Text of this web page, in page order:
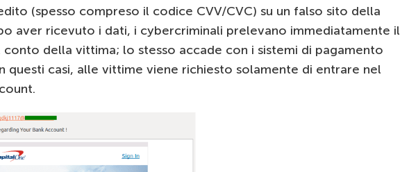
(spesso compreso il codice CVV/CVC) su un falso sito della
aver ricevuto i dati, i cybercriminali prelevano immediatamente il
conto della vittima; lo stesso accade con i sistemi di pagamento
questi casi, alle vittime viene richiesto solamente di entrare nel